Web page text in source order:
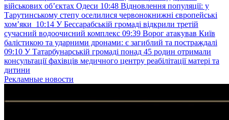
військових обʼєктах Одеси 10:48 Відновлення популяції: у
Тарутинському степу оселилися червонокнижні європейські
хом’яки 10:14 У Бессарабській громаді відкрили третій
сучасний водоочисний комплекс 09:39 Ворог атакував Київ
балістикою та ударними дронами: є загиблий та постраждалі
09:10 У Татарбунарській громаді понад 45 родин отримали
консультації фахівців медичного центру реабілітації матері та
дитини
Рекламные новости